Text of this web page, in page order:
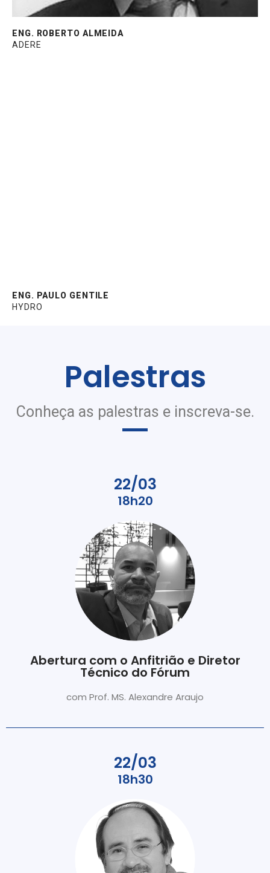
ENG. ROBERTO ALMEIDA
ADERE
ENG. PAULO GENTILE
HYDRO
Palestras
Conheça as palestras e inscreva-se.
22/03
18h20
Abertura com o Anfitrião e Diretor
Técnico do Fórum
com Prof. MS. Alexandre Araujo
22/03
18h30